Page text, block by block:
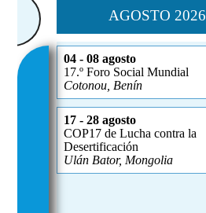
AGOSTO 2026
04 - 08 agosto
17.º Foro Social Mundial
Cotonou, Benín
17 - 28 agosto
COP17 de Lucha contra la
Desertificación
Ulán Bator, Mongolia